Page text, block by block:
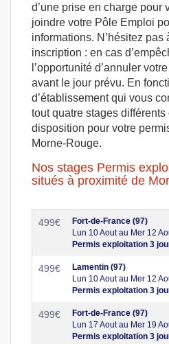
d’une prise en charge pour
joindre votre Pôle Emploi
informations. N’hésitez pas
inscription : en cas
l’opportunité d’annuler
avant le jour prévu. En
d’établissement qui vous
tout quatre stages
disposition pour votre
Morne-Rouge.
Nos stages Permis
situés à proximité de
499€
Fort-de-France (97)
Lun 10 Aout au Mer 12
Permis exploitation 3
499€
Lamentin (97)
Lun 10 Aout au Mer 12
Permis exploitation 3
499€
Fort-de-France (97)
Lun 17 Aout au Mer 19
Permis exploitation 3